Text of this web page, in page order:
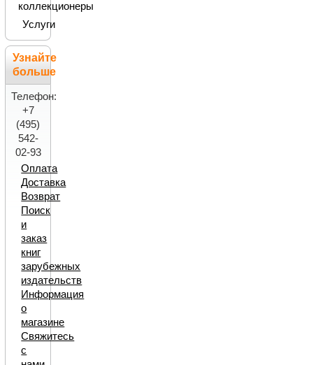
коллекционеры
Услуги
Узнайте
больше
Телефон:
+7
(495)
542-
02-93
Оплата
Доставка
Возврат
Поиск
и
заказ
книг
зарубежных
издательств
Информация
о
магазине
Свяжитесь
с